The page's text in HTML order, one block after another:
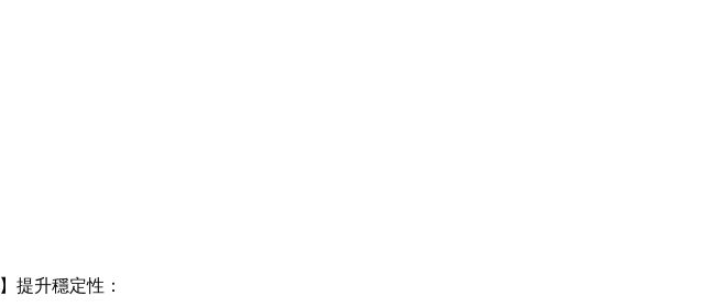
】提升穩定性：